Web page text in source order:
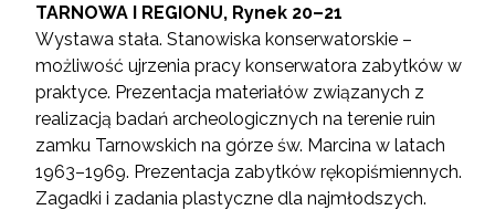
TARNOWA I REGIONU, Rynek 20–21
Wystawa stała. Stanowiska konserwatorskie –
możliwość ujrzenia pracy konserwatora zabytków w
praktyce. Prezentacja materiałów związanych z
realizacją badań archeologicznych na terenie ruin
zamku Tarnowskich na górze św. Marcina w latach
1963–1969. Prezentacja zabytków rękopiśmiennych.
Zagadki i zadania plastyczne dla najmłodszych.